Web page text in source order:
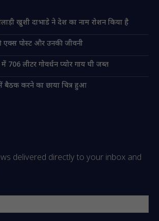
खुशी दाभाडे ने देश का नाम रोशन किया है
की एक्स पोस्ट और उनकी जीवनी
में 706 लीटर गोवर्धन प्योर गाय घी जब्त
में बैठक करने का छाया चित्र हुआ
delivered directly to your inbox and